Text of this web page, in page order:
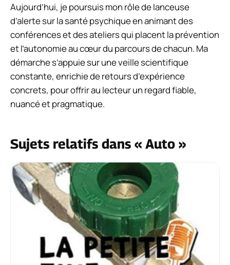
Aujourd’hui, je poursuis mon rôle de lanceuse
d’alerte sur la santé psychique en animant des
conférences et des ateliers qui placent la prévention
et l’autonomie au cœur du parcours de chacun. Ma
démarche s’appuie sur une veille scientifique
constante, enrichie de retours d’expérience
concrets, pour offrir au lecteur un regard fiable,
nuancé et pragmatique.
Sujets relatifs dans « Auto »